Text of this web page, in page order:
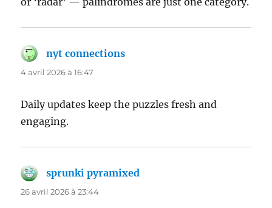
nyt connections
4 avril 2026 à 16:47
Daily updates keep the puzzles fresh and
engaging.
sprunki pyramixed
26 avril 2026 à 23:44